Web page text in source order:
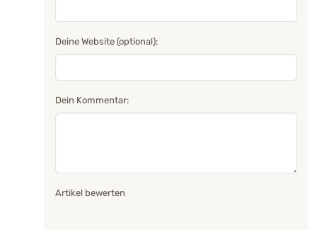
Deine Website (optional):
Dein Kommentar:
Artikel bewerten